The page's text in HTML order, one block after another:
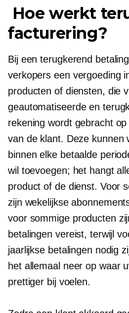
Hoe werkt
facturering?
Bij een terugkerend
verkopers een vergoeding
producten of diensten, die
geautomatiseerde en
rekening wordt gebracht
van de klant. Deze kunnen
binnen elke betaalde
wil toevoegen; het hangt
product of de dienst. Voor
zijn wekelijkse
voor sommige producten
betalingen vereist, terwijl
jaarlijkse betalingen nodig
het allemaal neer op waar
prettiger bij voelen.